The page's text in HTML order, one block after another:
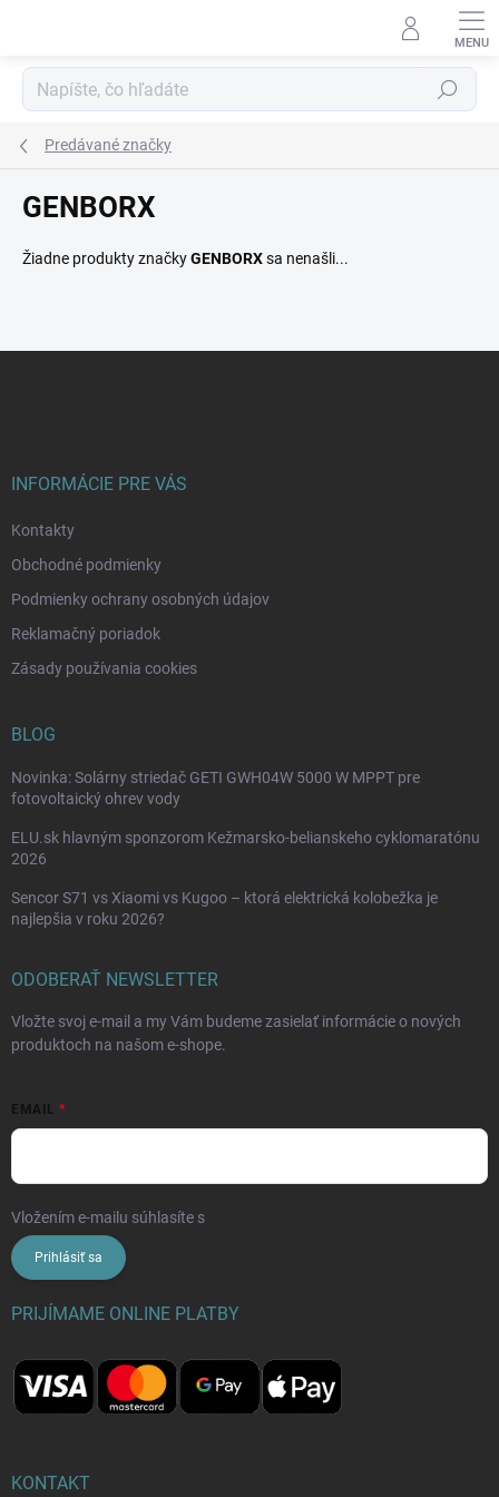
Hľadať
Predávané značky
GENBORX
Žiadne produkty značkyGENBORXsa nenašli...
INFORMÁCIE PRE VÁS
Kontakty
Obchodné podmienky
Podmienky ochrany osobných údajov
Reklamačný poriadok
Zásady používania cookies
BLOG
Novinka: Solárny striedač GETI GWH04W 5000 W MPPT pre
fotovoltaický ohrev vody
ELU.sk hlavným sponzorom Kežmarsko-belianskeho cyklomaratónu
2026
Sencor S71 vs Xiaomi vs Kugoo – ktorá elektrická kolobežka je
najlepšia v roku 2026?
ODOBERAŤ NEWSLETTER
Vložte svoj e-mail a my Vám budeme zasielať informácie o nových
produktoch na našom e-shope.
EMAIL
Vložením e-mailu súhlasíte s
Prihlásiť sa
PRIJÍMAME ONLINE PLATBY
KONTAKT